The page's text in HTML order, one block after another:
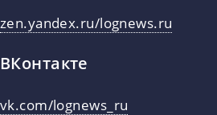
zen.yandex.ru/lognews.ru
ВКонтакте
vk.com/lognews_ru